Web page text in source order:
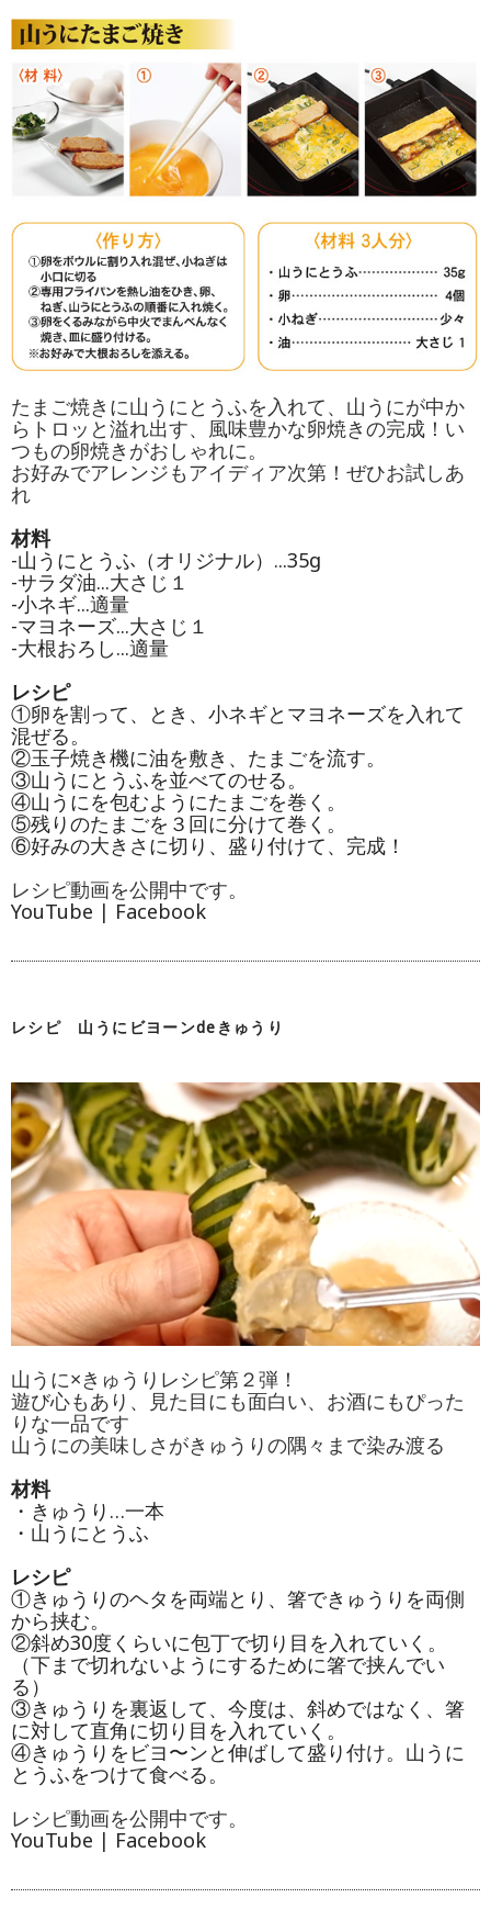
たまご焼きに山うにとうふを入れて、山うにが中か
らトロッと溢れ出す、風味豊かな卵焼きの完成！い
つもの卵焼きがおしゃれに。
お好みでアレンジもアイディア次第！ぜひお試しあ
れ
材料
-山うにとうふ（オリジナル）...35g
-サラダ油...大さじ１
-小ネギ...適量
-マヨネーズ...大さじ１
-大根おろし...適量
レシピ
①卵を割って、とき、小ネギとマヨネーズを入れて
混ぜる。
②玉子焼き機に油を敷き、たまごを流す。
③山うにとうふを並べてのせる。
④山うにを包むようにたまごを巻く。
⑤残りのたまごを３回に分けて巻く。
⑥好みの大きさに切り、盛り付けて、完成！
レシピ動画を公開中です。
YouTube | Facebook
レシピ 山うにビヨーンdeきゅうり
山うに×きゅうりレシピ第２弾！
遊び心もあり、見た目にも面白い、お酒にもぴった
りな一品です
山うにの美味しさがきゅうりの隅々まで染み渡る
材料
・きゅうり…一本
・山うにとうふ
レシピ
①きゅうりのヘタを両端とり、箸できゅうりを両側
から挟む。
②斜め30度くらいに包丁で切り目を入れていく。
（下まで切れないようにするために箸で挟んでい
る）
③きゅうりを裏返して、今度は、斜めではなく、箸
に対して直角に切り目を入れていく。
④きゅうりをビヨ〜ンと伸ばして盛り付け。山うに
とうふをつけて食べる。
レシピ動画を公開中です。
YouTube | Facebook